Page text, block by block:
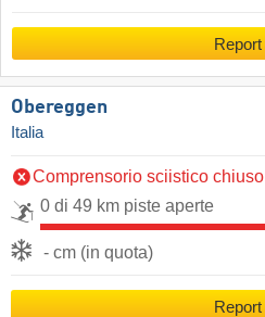
Report
Obereggen
Italia
Comprensorio sciistico chiuso
0 di 49 km piste aperte
- cm (in quota)
Report